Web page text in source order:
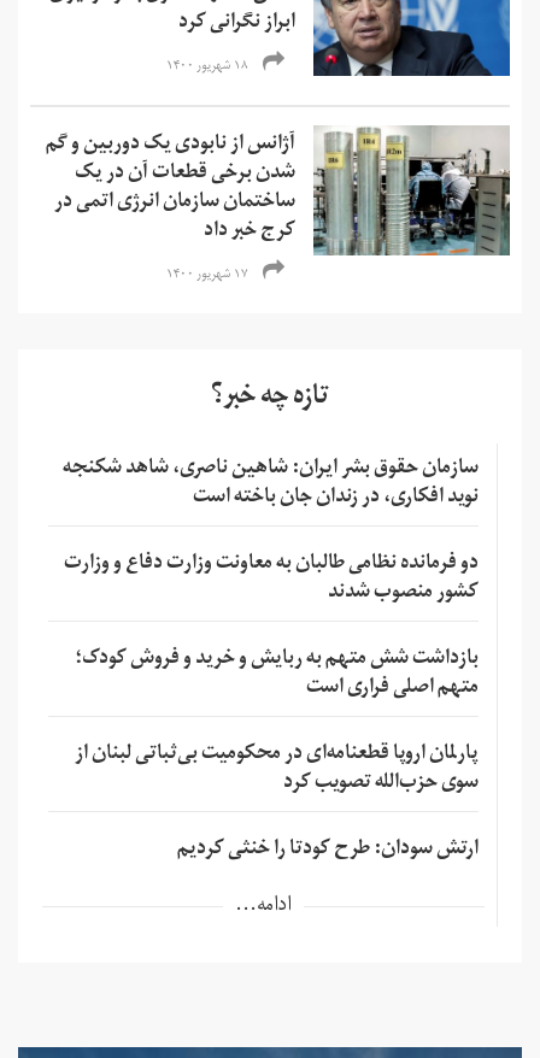
ابراز نگرانی کرد
۱۸ شهریور ۱۴۰۰
آژانس از نابودی یک دوربین و گم
شدن برخی قطعات آن در یک
ساختمان سازمان انرژی اتمی در
کرج خبر داد
۱۷ شهریور ۱۴۰۰
تازه چه خبر؟
سازمان حقوق بشر ایران: شاهین ناصری، شاهد شکنجه
نوید افکاری، در زندان جان باخته است
دو فرمانده نظامی طالبان به معاونت وزارت دفاع و وزارت
کشور منصوب شدند
بازداشت شش متهم به ربایش و خرید و فروش کودک؛
متهم اصلی فراری است
پارلمان اروپا قطعنامه‌ای در محکومیت بی‌ثباتی لبنان از
سوی حزب‌الله تصویب کرد
ارتش سودان: طرح کودتا را خنثی کردیم
ادامه...